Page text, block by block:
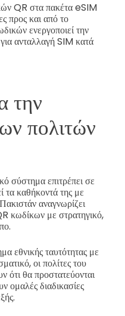
QR στα πακέτα eSIM
προς και από το
ενεργοποιεί την
ανταλλαγή SIM κατά
την
πολιτών
σύστημα επιτρέπει σε
τα καθήκοντά της με
αναγνωρίζει
κωδίκων με στρατηγικό,
εθνικής ταυτότητας με
οι πολίτες του
ότι θα προστατεύονται
ομαλές διαδικασίες